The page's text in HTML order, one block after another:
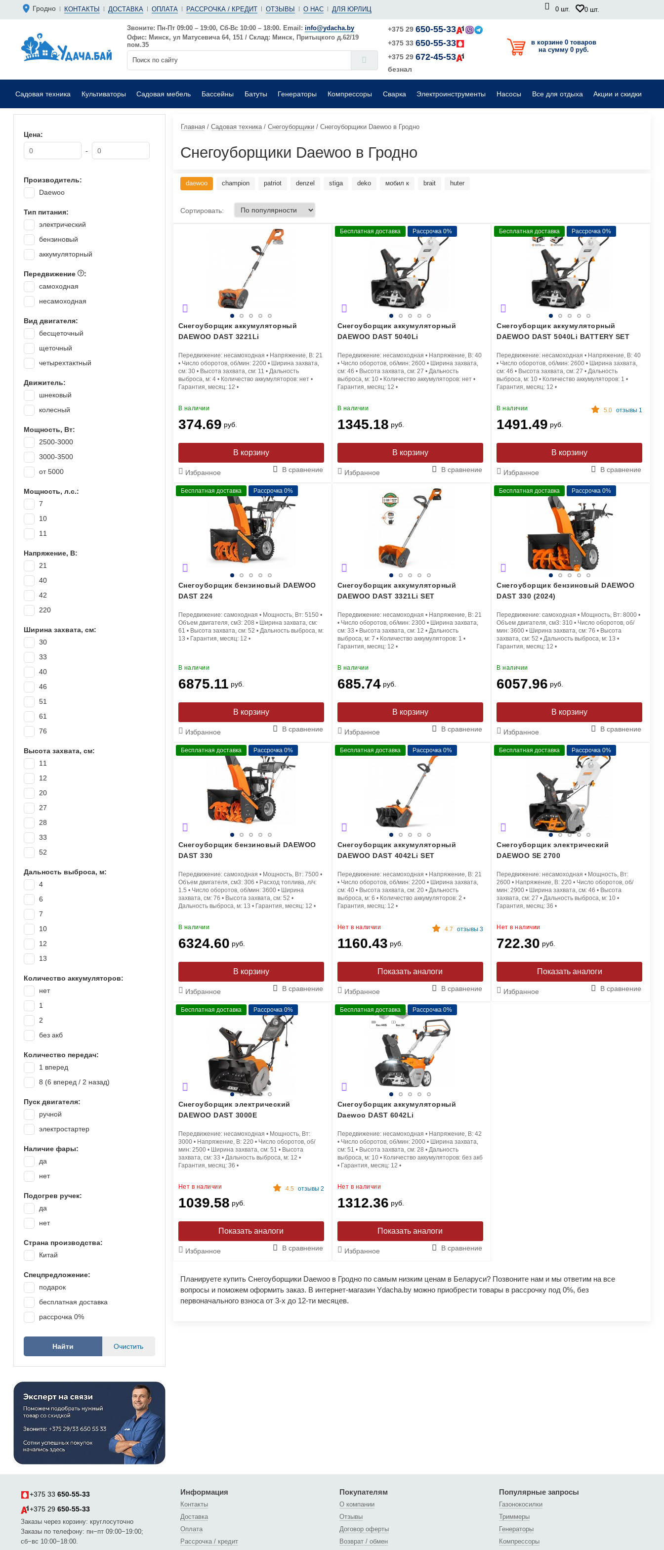
Гродно КОНТАКТЫ ДОСТАВКА ОПЛАТА РАССРОЧКА / КРЕДИТ ОТЗЫВЫ О НАС ДЛЯ ЮРЛИЦ 0 шт. 0 шт.
Звоните: Пн-Пт 09:00 – 19:00, Сб-Вс 10:00 – 18:00. Email: info@ydacha.by
Офис: Минск, ул Матусевича 64, 151 / Склад: Минск, Притыцкого д.62/19
пом.35
+375 29 650-55-33
+375 33 650-55-33
+375 29 672-45-53
безнал
в корзине 0 товаров
на сумму 0 руб.
Садовая техника
Аккумуляторные
Садовые воздуходувки
Бензиновые
Мойки высокого давления
Электрические
Садовые измельчители
Комплектующие для садовой техники
Культиваторы Садовая мебель Бассейны Батуты Генераторы Компрессоры Сварка Электроинструменты
Болгарки (ушм)
Шлифовальные машины
Насосы
Мотопомпы
Поверхностные
Все для отдыха Акции и скидки
Цена:
-
Производитель:
Daewoo
Тип питания:
электрический
бензиновый
аккумуляторный
Передвижение
:
самоходная
несамоходная
Вид двигателя:
бесщеточный
щеточный
четырехтактный
Движитель:
шнековый
колесный
Мощность, Вт:
2500-3000
3000-3500
от 5000
Мощность, л.с.:
7
10
11
Напряжение, В:
21
40
42
220
Ширина захвата, см:
30
33
40
46
51
61
76
Высота захвата, см:
11
12
20
27
28
33
52
Дальность выброса, м:
4
6
7
10
12
13
Количество аккумуляторов:
нет
1
2
без акб
Количество передач:
1 вперед
8 (6 вперед / 2 назад)
Пуск двигателя:
ручной
электростартер
Наличие фары:
да
нет
Подогрев ручек:
да
нет
Страна производства:
Китай
Спецпредложение:
подарок
бесплатная доставка
рассрочка 0%
Главная/ Садовая техника/ Снегоуборщики/ Снегоуборщики Daewoo в Гродно
Снегоуборщики Daewoo в Гродно
daewoo champion patriot denzel stiga deko мобил к brait huter
Сортировать:
Снегоуборщик аккумуляторный
DAEWOO DAST 3221Li
Передвижение: несамоходная • Напряжение, В: 21
• Число оборотов, об/мин: 2200• Ширина захвата,
см: 30• Высота захвата, см: 11 • Дальность
выброса, м: 4• Количество аккумуляторов: нет•
Гарантия, месяц: 12 •
В наличии
374.69 руб.
В корзину
Избранное В сравнение
Бесплатная доставка Рассрочка 0%
Снегоуборщик аккумуляторный
DAEWOO DAST 5040Li
Передвижение: несамоходная • Напряжение, В: 40
• Число оборотов, об/мин: 2600• Ширина захвата,
см: 46 • Высота захвата, см: 27 • Дальность
выброса, м: 10• Количество аккумуляторов: нет•
Гарантия, месяц: 12 •
В наличии
1345.18 руб.
В корзину
Избранное В сравнение
Бесплатная доставка Рассрочка 0%
Снегоуборщик аккумуляторный
DAEWOO DAST 5040Li BATTERY SET
Передвижение:несамоходная • Напряжение, В:40
• Число оборотов, об/мин:2600 • Ширина захвата,
см:46 • Высота захвата, см:27 •Дальность
выброса, м: 10 • Количество аккумуляторов: 1 •
Гарантия, месяц: 12 •
В наличии 5.0 отзывы 1
1491.49 руб.
В корзину
Избранное В сравнение
Бесплатная доставка Рассрочка 0%
Снегоуборщик бензиновый DAEWOO
DAST 224
Передвижение: самоходная • Мощность, Вт: 5150•
Объем двигателя, см3: 208 • Ширина захвата, см:
61 • Высота захвата, см: 52 • Дальность выброса, м:
13 • Гарантия, месяц: 12 •
В наличии
6875.11 руб.
В корзину
Избранное В сравнение
Снегоуборщик аккумуляторный
DAEWOO DAST 3321Li SET
Передвижение: несамоходная • Напряжение, В: 21
• Число оборотов, об/мин: 2300• Ширина захвата,
см: 33 • Высота захвата, см: 12 • Дальность
выброса, м: 7 • Количество аккумуляторов: 1 •
Гарантия, месяц: 12 •
В наличии
685.74руб.
В корзину
Избранное В сравнение
Бесплатная доставка Рассрочка 0%
Снегоуборщик бензиновый DAEWOO
DAST 330 (2024)
Передвижение:самоходная • Мощность, Вт:8000 •
Объем двигателя, см3:310 • Число оборотов, об/
мин:3600 • Ширина захвата, см:76 • Высота
захвата, см:52 •Дальность выброса, м: 13 •
Гарантия, месяц: 12 •
В наличии
6057.96 руб.
В корзину
Избранное В сравнение
Бесплатная доставка Рассрочка 0%
Снегоуборщик бензиновый DAEWOO
DAST 330
Передвижение: самоходная • Мощность, Вт: 7500•
Объем двигателя, см3: 306 • Расход топлива, л/ч:
1.5 • Число оборотов, об/мин: 3600• Ширина
захвата, см: 76 • Высота захвата, см: 52 •
Дальность выброса, м: 13 • Гарантия, месяц: 12 •
В наличии
6324.60 руб.
В корзину
Избранное В сравнение
Бесплатная доставка Рассрочка 0%
Снегоуборщик аккумуляторный
DAEWOO DAST 4042Li SET
Передвижение: несамоходная • Напряжение, В: 21
• Число оборотов, об/мин: 2200• Ширина захвата,
см: 40• Высота захвата, см: 20• Дальность
выброса, м: 6 • Количество аккумуляторов: 2 •
Гарантия, месяц: 12 •
Нет в наличии 4.7 отзывы 3
1160.43 руб.
Показать аналоги
Избранное В сравнение
Бесплатная доставка Рассрочка 0%
Снегоуборщик электрический
DAEWOO SE 2700
Передвижение:несамоходная • Мощность, Вт:
2600 • Напряжение, В:220 • Число оборотов, об/
мин:2900 • Ширина захвата, см:46 • Высота
захвата, см:27 •Дальность выброса, м: 10 •
Гарантия, месяц:36 •
Нет в наличии
722.30 руб.
Показать аналоги
Избранное В сравнение
Бесплатная доставка Рассрочка 0%
Снегоуборщик электрический
DAEWOO DAST 3000E
Передвижение: несамоходная • Мощность, Вт:
3000• Напряжение, В: 220• Число оборотов, об/
мин: 2500• Ширина захвата, см: 51 • Высота
захвата, см: 33 • Дальность выброса, м: 12 •
Гарантия, месяц: 36 •
Нет в наличии 4.5 отзывы 2
1039.58 руб.
Показать аналоги
Избранное В сравнение
Бесплатная доставка Рассрочка 0%
Снегоуборщик аккумуляторный
Daewoo DAST 6042Li
Передвижение: несамоходная • Напряжение, В: 42
• Число оборотов, об/мин: 2000• Ширина захвата,
см: 51 • Высота захвата, см: 28 • Дальность
выброса, м: 10• Количество аккумуляторов: без акб
• Гарантия, месяц: 12 •
Нет в наличии
1312.36 руб.
Показать аналоги
Избранное В сравнение
Планируете купить Снегоуборщики Daewoo в Гродно по самым низким ценам в Беларуси? Позвоните нам и мы ответим на все
вопросы и поможем оформить заказ. В интернет-магазин Ydacha.by можно приобрести товары в рассрочку под 0%, без
первоначального взноса от 3-х до 12-ти месяцев.
+375 33 650-55-33
+375 29 650-55-33
Заказы через корзину: круглосуточно
Заказы по телефону: пн−пт 09:00−19:00;
сб−вс 10:00−18:00.
Информация
Контакты
Доставка
Оплата
Рассрочка / кредит
Покупателям
О компании
Отзывы
Договор оферты
Возврат / обмен
Популярные запросы
Газонокосилки
Триммеры
Генераторы
Компрессоры